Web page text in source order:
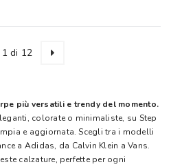
1 di 12
più versatili e trendy del momento.
colorate o minimaliste, su Step
e aggiornata. Scegli tra i modelli
a Adidas, da Calvin Klein a Vans.
calzature, perfette per ogni